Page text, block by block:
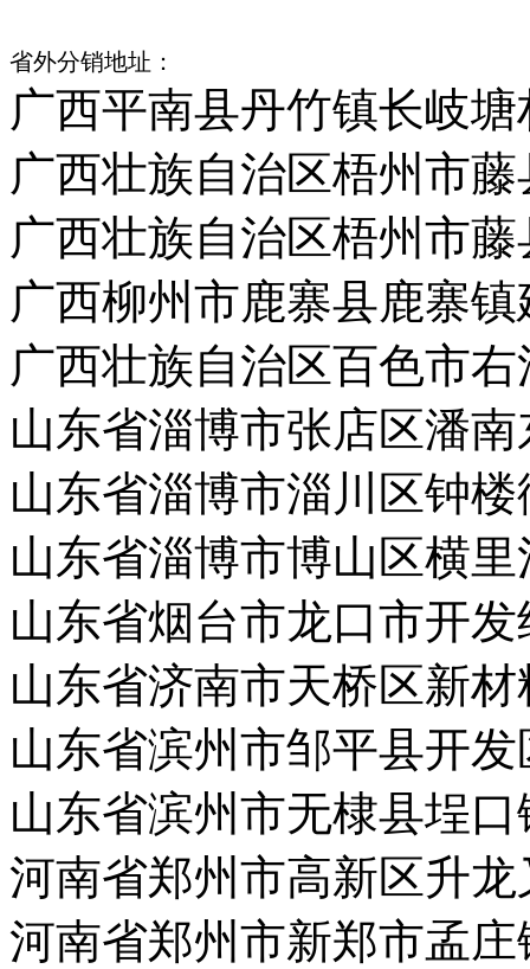
省外分销地址：
广西平南县丹竹镇长岐塘
广西壮族自治区梧州市
广西壮族自治区梧州市
广西柳州市鹿寨县鹿寨
广西壮族自治区百色市右
山东省淄博市张店区潘南
山东省淄博市淄川区钟
山东省淄博市博山区横里
山东省烟台市龙口市开
山东省济南市天桥区新
山东省滨州市邹平县开发
山东省滨州市无棣县埕口
河南省郑州市高新区升龙
河南省郑州市新郑市孟